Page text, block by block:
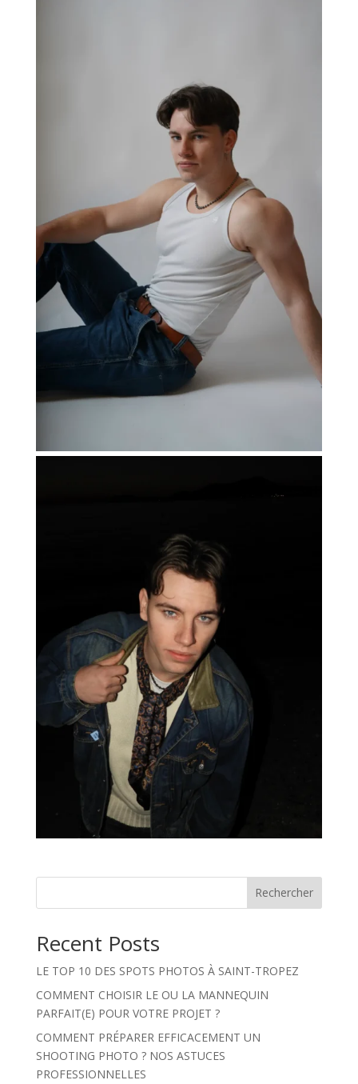
Rechercher
Recent Posts
LE TOP 10 DES SPOTS PHOTOS À SAINT-TROPEZ
COMMENT CHOISIR LE OU LA MANNEQUIN
PARFAIT(E) POUR VOTRE PROJET ?
COMMENT PRÉPARER EFFICACEMENT UN
SHOOTING PHOTO ? NOS ASTUCES
PROFESSIONNELLES